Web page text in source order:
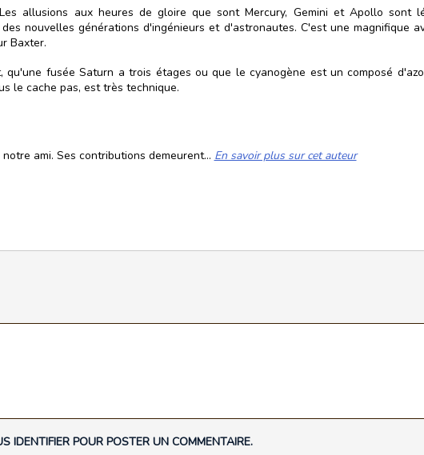
allusions aux heures de gloire que sont Mercury, Gemini et Apollo sont
nouvelles générations d'ingénieurs et d'astronautes. C'est une magnifique
Baxter.
fusée Saturn a trois étages ou que le cyanogène est un composé
le cache pas, est très technique.
ami. Ses contributions demeurent... En savoir plus sur cet auteur
IDENTIFIER POUR POSTER UN COMMENTAIRE.